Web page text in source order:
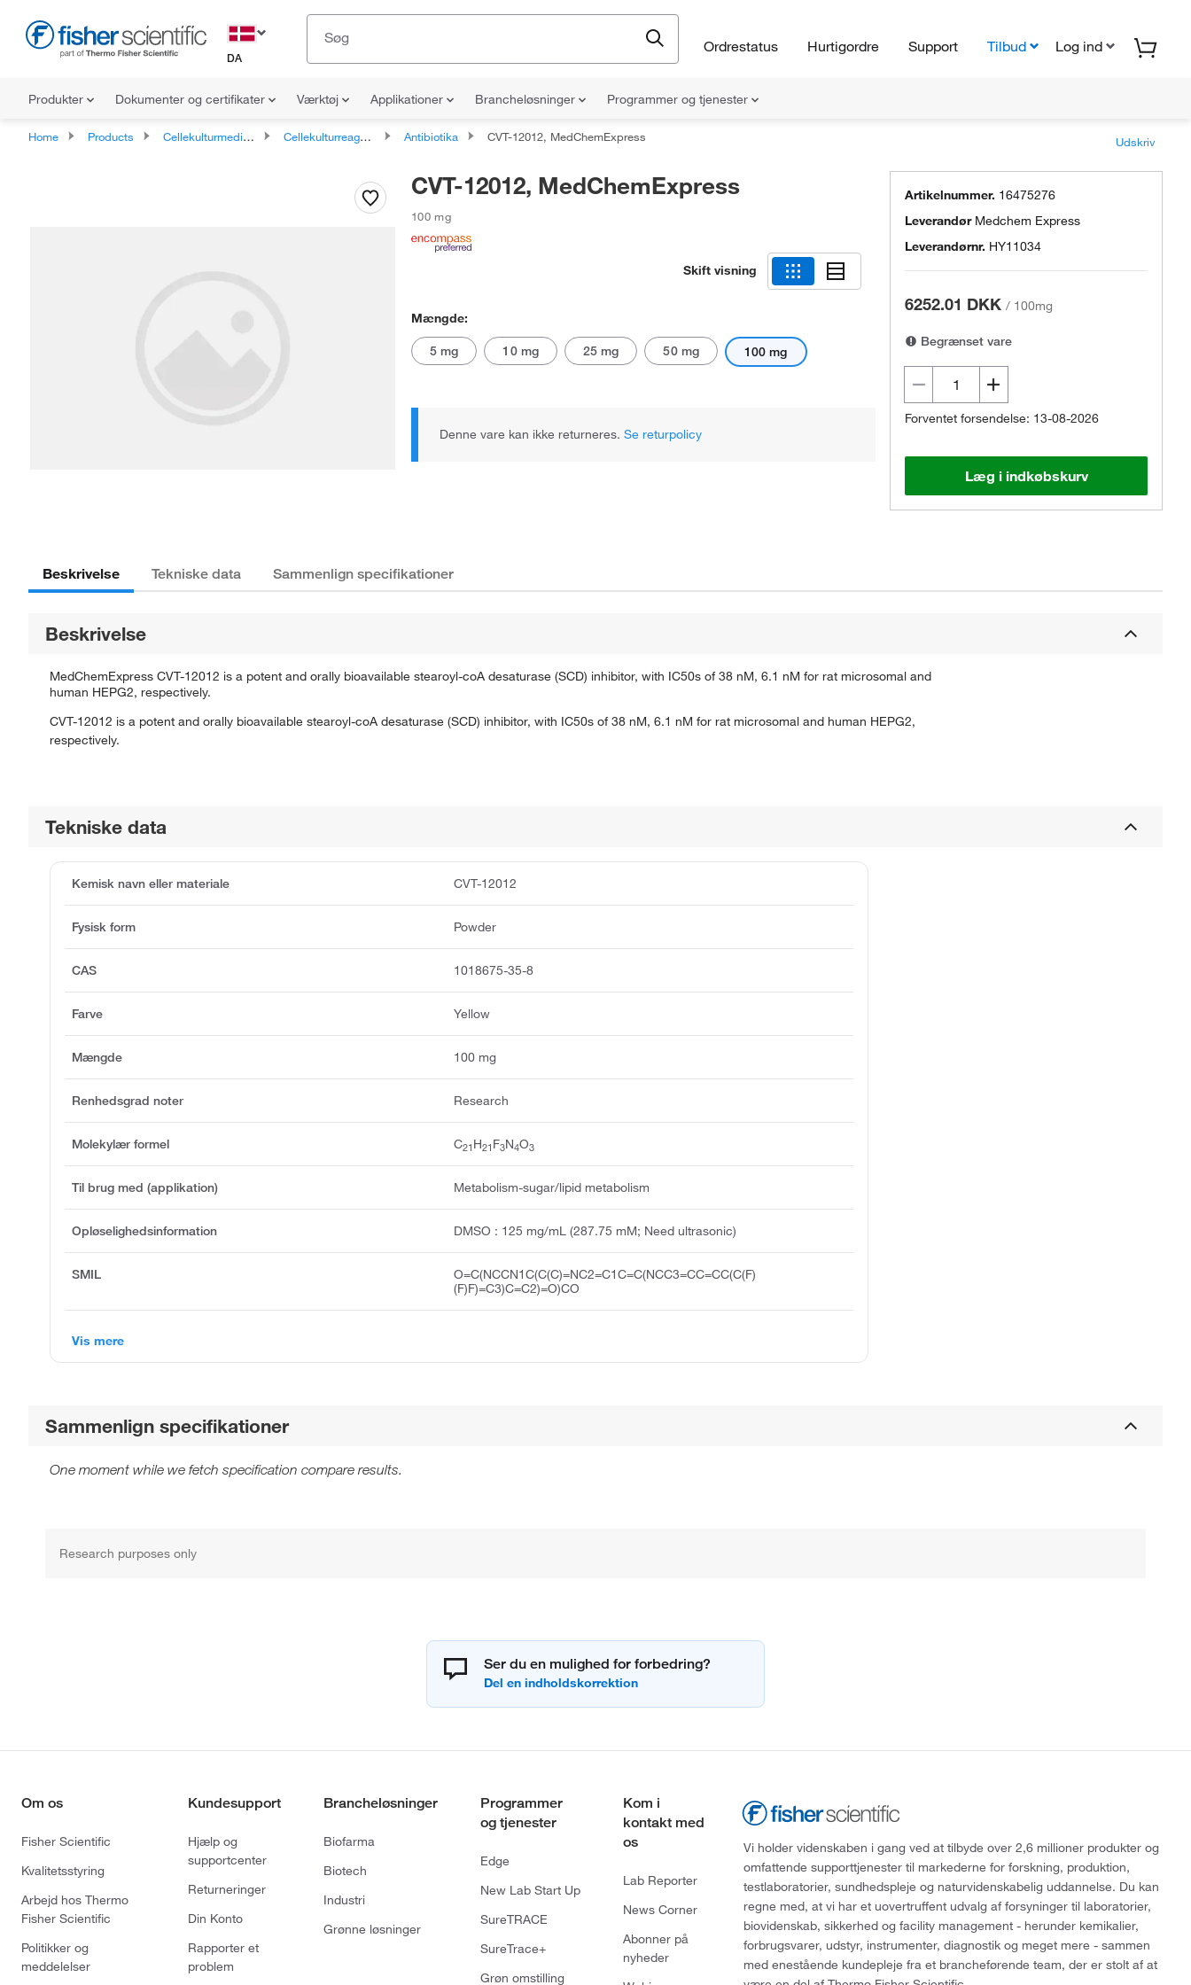
DA
Ordrestatus Hurtigordre Support Tilbud Log ind
Produkter Dokumenter og certifikater Værktøj Applikationer Brancheløsninger Programmer og tjenester
Home Products Cellekulturmedier, kosttilskud og reagenser Cellekulturreagenser, antibiotika og kosttilskud Antibiotika CVT-12012, MedChemExpress Udskriv
CVT-12012, MedChemExpress
100 mg
Skift visning
Mængde:
5 mg 10 mg 25 mg 50 mg 100 mg
Denne vare kan ikke returneres. Se returpolicy
Artikelnummer. 16475276
Leverandør Medchem Express
Leverandørnr. HY11034
6252.01 DKK / 100mg
Begrænset vare
Forventet forsendelse: 13-08-2026
Læg i indkøbskurv
Beskrivelse Tekniske data Sammenlign specifikationer
Beskrivelse
MedChemExpress CVT-12012 is a potent and orally bioavailable stearoyl-coA desaturase (SCD) inhibitor, with IC50s of 38 nM, 6.1 nM for rat microsomal and
human HEPG2, respectively.
CVT-12012 is a potent and orally bioavailable stearoyl-coA desaturase (SCD) inhibitor, with IC50s of 38 nM, 6.1 nM for rat microsomal and human HEPG2,
respectively.
Tekniske data
Kemisk navn eller materiale CVT-12012
Fysisk form Powder
CAS 1018675-35-8
Farve Yellow
Mængde 100 mg
Renhedsgrad noter Research
Molekylær formel C21 H21 F3N4O3
Til brug med (applikation) Metabolism-sugar/lipid metabolism
Opløselighedsinformation DMSO : 125 mg/mL (287.75 mM; Need ultrasonic)
SMIL
O=C(NCCN1C(C(C)=NC2=C1C=C(NCC3=CC=CC(C(F)
(F)F)=C3)C=C2)=O)CO
Vis mere
Sammenlign specifikationer
One moment while we fetch specification compare results.
Research purposes only
Ser du en mulighed for forbedring?
Om os
Fisher Scientific
Kvalitetsstyring
Arbejd hos Thermo
Fisher Scientific
Politikker og
meddelelser
Kundesupport
Hjælp og
supportcenter
Returneringer
Din Konto
Rapporter et
problem
Brancheløsninger
Biofarma
Biotech
Industri
Grønne løsninger
Programmer
og tjenester
Edge
New Lab Start Up
SureTRACE
SureTrace+
Grøn omstilling
Kom i
kontakt med
os
Lab Reporter
News Corner
Abonner på
nyheder
Vi holder videnskaben i gang ved at tilbyde over 2,6 millioner produkter og
omfattende supporttjenester til markederne for forskning, produktion,
testlaboratorier, sundhedspleje og naturvidenskabelig uddannelse. Du kan
regne med, at vi har et uovertruffent udvalg af forsyninger til laboratorier,
biovidenskab, sikkerhed og facility management - herunder kemikalier,
forbrugsvarer, udstyr, instrumenter, diagnostik og meget mere - sammen
med enestående kundepleje fra et brancheførende team, der er stolt af at